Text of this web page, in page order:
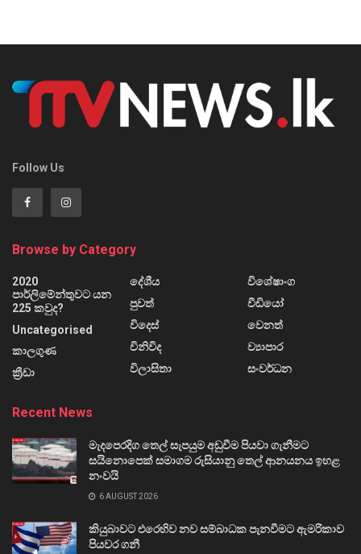
Follow Us
Browse by Category
2020
පාර්ලිමේන්තුවට යන
225 කවුද?
Uncategorised
කාලගුණ
ක්‍රීඩා
දේශීය
පුවත්
විදෙස්
විනිවිද
විලාසිතා
විශේෂාංග
වීඩියෝ
වෙනත්
ව්‍යාපාර
සංවර්ධන
Recent News
මැදපෙරදිග තෙල් සැපයුම අඩුවීම පියවා ගැනීමට
සයිනොපෙක් සමාගම රුසියානු තෙල් ආනයනය ඉහළ
නංවයි
6 AUGUST 2026
කියුබාවට එරෙහිව නව සම්බාධක පැනවීමට ඇමරිකාව
පියවර ගනී